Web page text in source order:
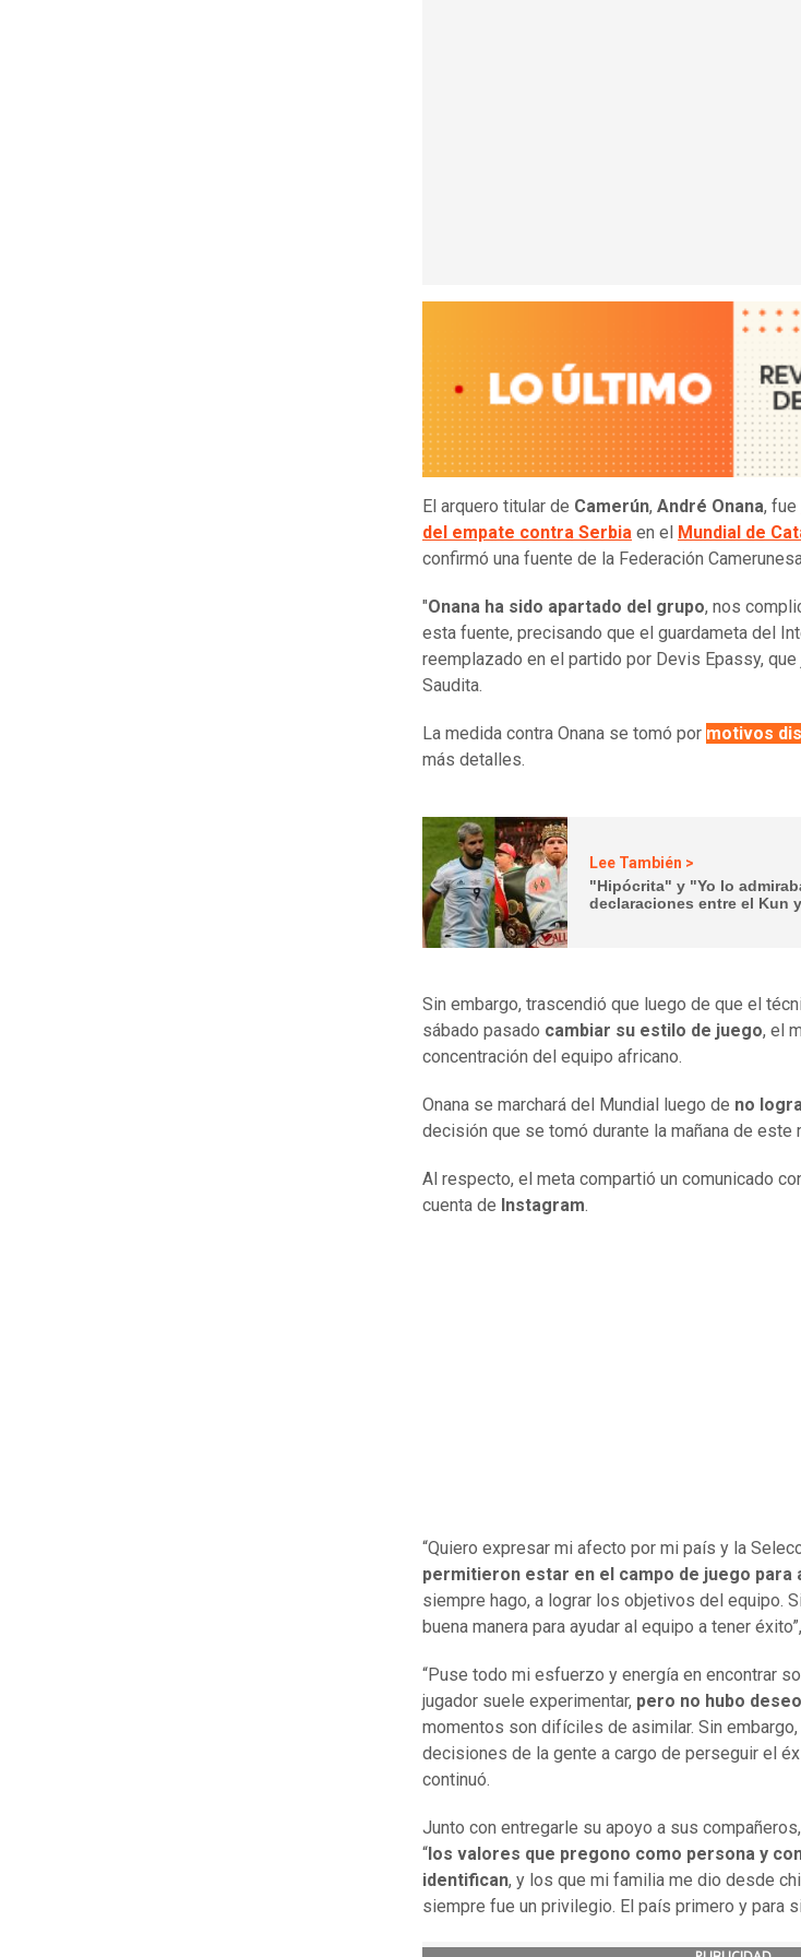
El arquero titular de Camerún, André Onana, fue
del empate contra Serbia en el Mundial de
confirmó una fuente de la Federación
"Onana ha sido apartado del grupo, nos
esta fuente, precisando que el guardameta del
reemplazado en el partido por Devis Epassy, que
Saudita.
La medida contra Onana se tomó por motivos
más detalles.
Lee También >
"Hipócrita" y "Yo lo
declaraciones entre el Kun
Sin embargo, trascendió que luego de que el
sábado pasado cambiar su estilo de juego, el
concentración del equipo africano.
Onana se marchará del Mundial luego de no
decisión que se tomó durante la mañana de este
Al respecto, el meta compartió un comunicado
cuenta de Instagram.
“Quiero expresar mi afecto por mi país y la
permitieron estar en el campo de juego para
siempre hago, a lograr los objetivos del equipo.
buena manera para ayudar al equipo a tener
“Puse todo mi esfuerzo y energía en encontrar
jugador suele experimentar, pero no hubo
momentos son difíciles de asimilar. Sin
decisiones de la gente a cargo de perseguir el
continuó.
Junto con entregarle su apoyo a sus
“ los valores que pregono como persona y
identifican, y los que mi familia me dio desde
siempre fue un privilegio. El país primero y para